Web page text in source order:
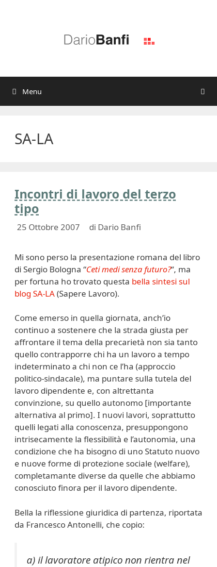
Menu
SA-LA
Incontri di lavoro del terzo
tipo
25 Ottobre 2007 di Dario Banfi
Mi sono perso la presentazione romana del libro
di Sergio Bologna “Ceti medi senza futuro?“, ma
per fortuna ho trovato questa bella sintesi sul
blog SA-LA(Sapere Lavoro).
Come emerso in quella giornata, anch’io
continuo a sostenere che la strada giusta per
affrontare il tema della precarietà non sia tanto
quello contrapporre chi ha un lavoro a tempo
indeterminato a chi non ce l’ha (approccio
politico-sindacale), ma puntare sulla tutela del
lavoro dipendente e, con altrettanta
convinzione, su quello autonomo [importante
alternativa al primo]. I nuovi lavori, soprattutto
quelli legati alla conoscenza, presuppongono
intrisecamente la flessibilità e l’autonomia, una
condizione che ha bisogno di uno Statuto nuovo
e nuove forme di protezione sociale (welfare),
completamante diverse da quelle che abbiamo
conosciuto finora per il lavoro dipendente.
Bella la riflessione giuridica di partenza, riportata
da Francesco Antonelli, che copio:
a) il lavoratore atipico non rientra nel